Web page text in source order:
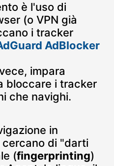
è l'uso di
(o VPN già
i tracker
AdBlocker
impara
bloccare i tracker
che navighi.
in
di "darti
(fingerprinting)